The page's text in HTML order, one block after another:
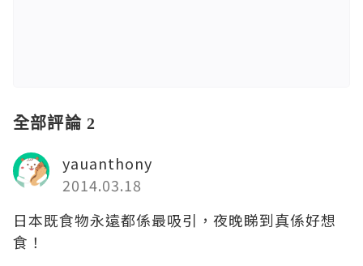
全部評論 2
yauanthony
2014.03.18
日本既食物永遠都係最吸引，夜晚睇到真係好想
食！